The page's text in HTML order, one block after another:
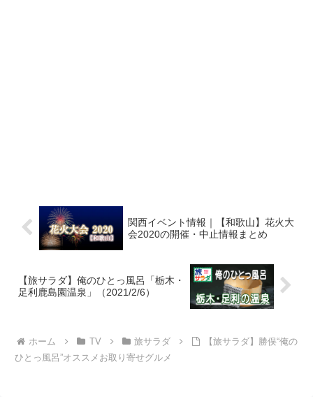
関西イベント情報｜【和歌山】花火大
会2020の開催・中止情報まとめ
【旅サラダ】俺のひとっ風呂「栃木・
足利鹿島園温泉」（2021/2/6）
ホーム TV 旅サラダ
【旅サラダ】勝俣“俺の
ひとっ風呂”オススメお取り寄せグルメ